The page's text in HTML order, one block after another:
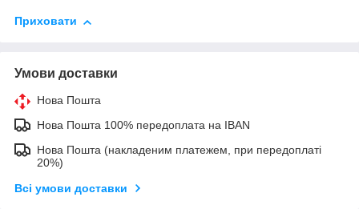
Приховати
Умови доставки
Нова Пошта
Нова Пошта 100% передоплата на IBAN
Нова Пошта (накладеним платежем, при передоплаті
20%)
Всі умови доставки